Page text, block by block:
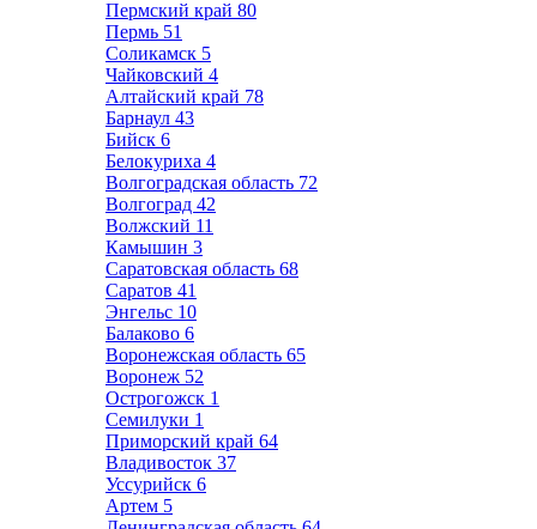
Пермский край 80
Пермь 51
Соликамск 5
Чайковский 4
Алтайский край 78
Барнаул 43
Бийск 6
Белокуриха 4
Волгоградская область 72
Волгоград 42
Волжский 11
Камышин 3
Саратовская область 68
Саратов 41
Энгельс 10
Балаково 6
Воронежская область 65
Воронеж 52
Острогожск 1
Семилуки 1
Приморский край 64
Владивосток 37
Уссурийск 6
Артем 5